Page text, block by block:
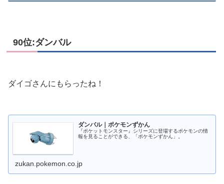
90位:ダンバル
ダイゴさんにもらったね！
ダンバル｜ポケモンずかん
『ポケットモンスター』シリーズに登場するポケモンの情
報を見ることができる、「ポケモンずかん」。
zukan.pokemon.co.jp